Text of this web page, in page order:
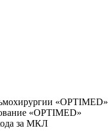
«OPTIMED»
«OPTIMED»
за МКЛ